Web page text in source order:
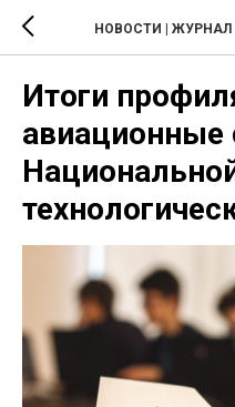
НОВОСТИ |
Итоги
авиационные